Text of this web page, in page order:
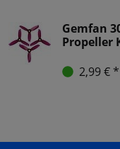
Gemfan
Propeller
2,99 € *